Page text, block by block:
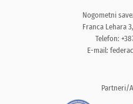
Nogometni
Franca Lehara
Telefon:
E-mail:
Partneri/